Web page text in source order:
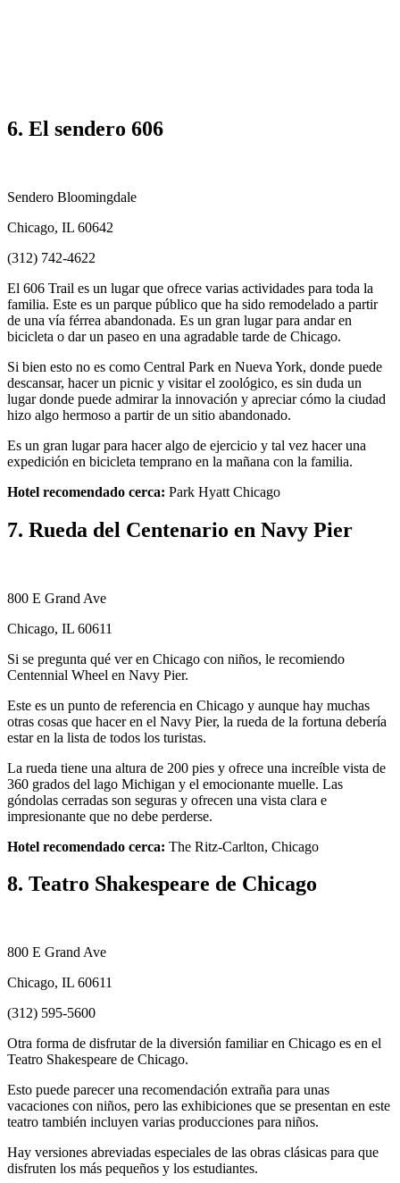
6. El sendero 606
Sendero Bloomingdale
Chicago, IL 60642
(312) 742-4622
El 606 Trail es un lugar que ofrece varias actividades para toda la
familia. Este es un parque público que ha sido remodelado a partir
de una vía férrea abandonada. Es un gran lugar para andar en
bicicleta o dar un paseo en una agradable tarde de Chicago.
Si bien esto no es como Central Park en Nueva York, donde puede
descansar, hacer un picnic y visitar el zoológico, es sin duda un
lugar donde puede admirar la innovación y apreciar cómo la ciudad
hizo algo hermoso a partir de un sitio abandonado.
Es un gran lugar para hacer algo de ejercicio y tal vez hacer una
expedición en bicicleta temprano en la mañana con la familia.
Hotel recomendado cerca: Park Hyatt Chicago
7. Rueda del Centenario en Navy Pier
800 E Grand Ave
Chicago, IL 60611
Si se pregunta qué ver en Chicago con niños, le recomiendo
Centennial Wheel en Navy Pier.
Este es un punto de referencia en Chicago y aunque hay muchas
otras cosas que hacer en el Navy Pier, la rueda de la fortuna debería
estar en la lista de todos los turistas.
La rueda tiene una altura de 200 pies y ofrece una increíble vista de
360 ​​grados del lago Michigan y el emocionante muelle. Las
góndolas cerradas son seguras y ofrecen una vista clara e
impresionante que no debe perderse.
Hotel recomendado cerca: The Ritz-Carlton, Chicago
8. Teatro Shakespeare de Chicago
800 E Grand Ave
Chicago, IL 60611
(312) 595-5600
Otra forma de disfrutar de la diversión familiar en Chicago es en el
Teatro Shakespeare de Chicago.
Esto puede parecer una recomendación extraña para unas
vacaciones con niños, pero las exhibiciones que se presentan en este
teatro también incluyen varias producciones para niños.
Hay versiones abreviadas especiales de las obras clásicas para que
disfruten los más pequeños y los estudiantes.